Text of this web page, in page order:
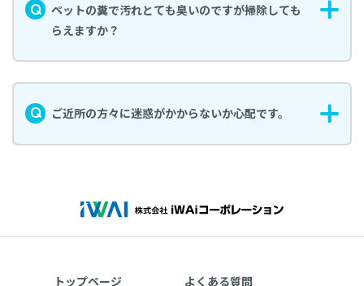
ペットの糞で汚れとても臭いのですが掃除しても
らえますか？
ご近所の方々に迷惑がかからないか心配です。
トップページ よくある質問